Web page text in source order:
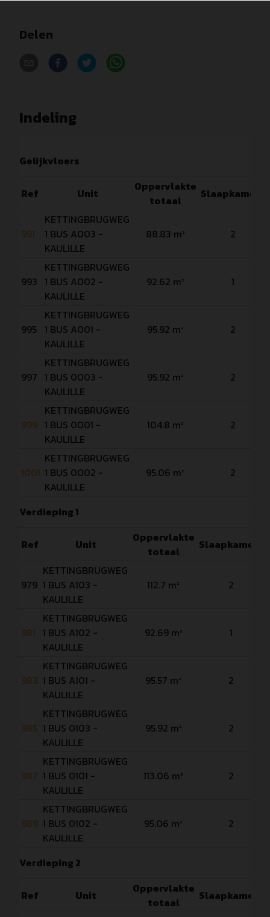
Delen
Indeling
Gelijkvloers
Ref Unit
Oppervlakte
totaal
Slaapkamers
991
KETTINGBRUGWEG
1 BUS A003 -
KAULILLE
88.83 m² 2
993
KETTINGBRUGWEG
1 BUS A002 -
KAULILLE
92.62 m² 1
995
KETTINGBRUGWEG
1 BUS A001 -
KAULILLE
95.92 m² 2
997
KETTINGBRUGWEG
1 BUS 0003 -
KAULILLE
95.92 m² 2
999
KETTINGBRUGWEG
1 BUS 0001 -
KAULILLE
104.8 m² 2
1001
KETTINGBRUGWEG
1 BUS 0002 -
KAULILLE
95.06 m² 2
Verdieping 1
Ref Unit
Oppervlakte
totaal
Slaapkamers
979
KETTINGBRUGWEG
1 BUS A103 -
KAULILLE
112.7 m² 2
981
KETTINGBRUGWEG
1 BUS A102 -
KAULILLE
92.69 m² 1
983
KETTINGBRUGWEG
1 BUS A101 -
KAULILLE
95.57 m² 2
985
KETTINGBRUGWEG
1 BUS 0103 -
KAULILLE
95.92 m² 2
987
KETTINGBRUGWEG
1 BUS 0101 -
KAULILLE
113.06 m² 2
989
KETTINGBRUGWEG
1 BUS 0102 -
KAULILLE
95.06 m² 2
Verdieping 2
Ref Unit
Oppervlakte
totaal
Slaapkamers